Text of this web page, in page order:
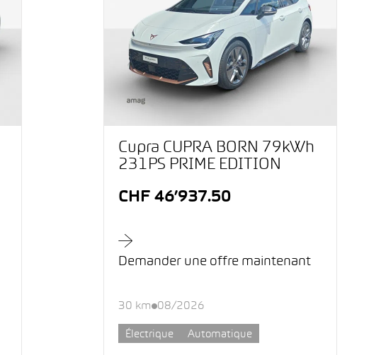
Cupra CUPRA BORN 79kWh
231PS PRIME EDITION
CHF 46’937.50
Demander une offre maintenant
30 km 08/2026
Électrique Automatique